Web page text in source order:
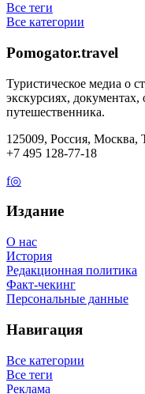
Все теги
Все категории
Pomogator.travel
Туристическое медиа о
экскурсиях, документах,
путешественника.
125009, Россия, Москва,
+7 495 128-77-18
f◎
Издание
О нас
История
Редакционная политика
Факт-чекинг
Персональные данные
Навигация
Все категории
Все теги
Реклама